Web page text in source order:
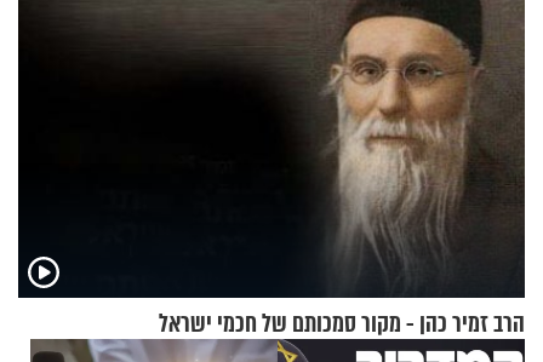
הרב זמיר כהן - מקור סמכותם של חכמי ישראל